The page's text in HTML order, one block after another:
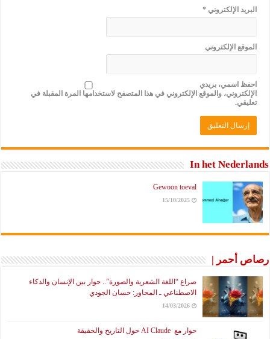
البريد الإلكتروني*
الموقع الإلكتروني
احفظ اسمي، بريدي
الإلكتروني، والموقع الإلكتروني في هذا المتصفح لاستخدامها المرة المقبلة في
تعليقي.
In het Nederlands
Gewoon toeval
15/10/2025
رصاص أحمر |
صراع “اللغة الشعرية والصورة”.. حوار بين الإنسان والذكاء
الاصطناعي ـ المحاور: حسان الجودي
14/03/2026
حوار مع AI Claude حول التاريخ والحقيقة